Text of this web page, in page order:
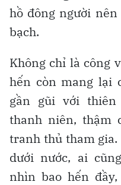
hồ đông người
bạch.
Không chỉ là công
hến còn mang lại
gần gũi với
thanh niên, thậm
tranh thủ tham
dưới nước, ai
nhìn bao hến